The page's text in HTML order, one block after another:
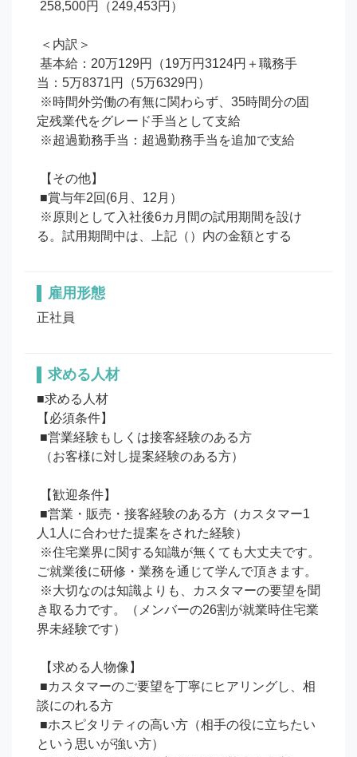
当：5万8371円（5万6329円）
定残業代をグレード手当として支給
る。試用期間中は、上記（）内の金額とする
雇用形態
正社員
求める人材
■求める人材
【必須条件】
人1人に合わせた提案をされた経験）
ご就業後に研修・業務を通じて学んで頂きます。
き取る力です。（メンバーの26割が就業時住宅業
界未経験です）
談にのれる方
という思いが強い方）